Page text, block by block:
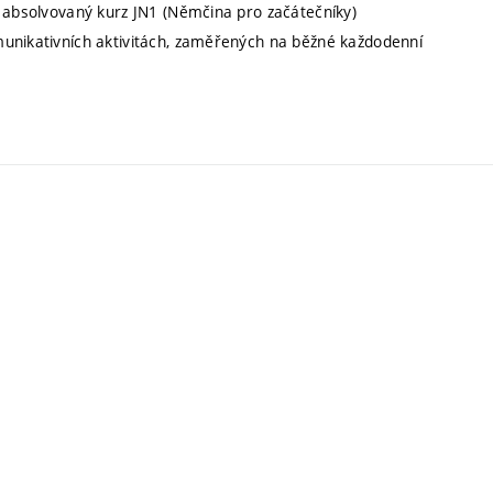
kurz JN1 (Němčina pro začátečníky)
aktivitách, zaměřených na běžné každodenní